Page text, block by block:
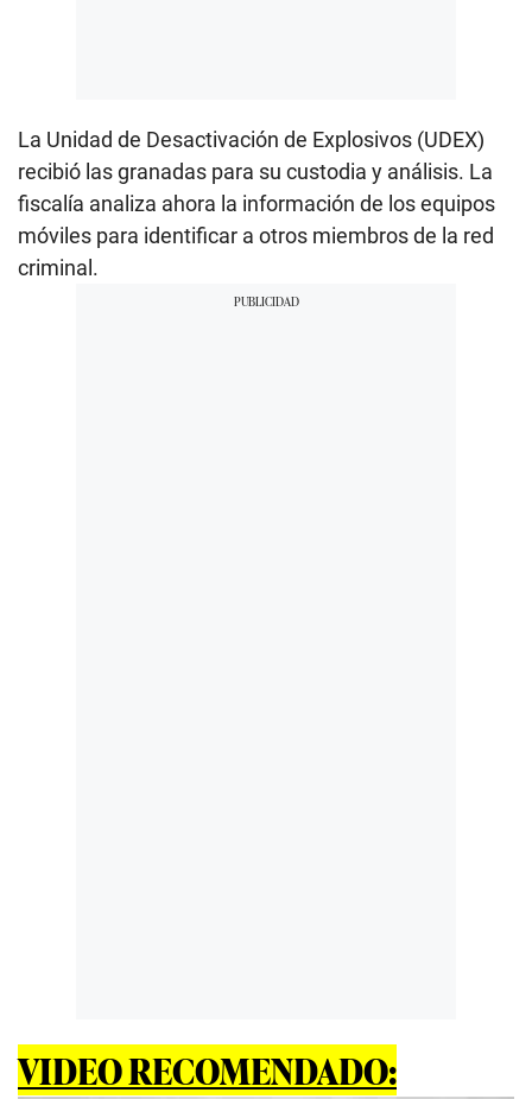
La Unidad de Desactivación de Explosivos (UDEX)
recibió las granadas para su custodia y análisis. La
fiscalía analiza ahora la información de los equipos
móviles para identificar a otros miembros de la red
criminal.
VIDEO RECOMENDADO: